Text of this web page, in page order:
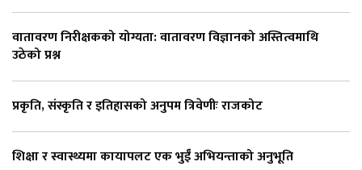
वातावरण निरीक्षकको योग्यता: वातावरण विज्ञानको अस्तित्वमाथि
उठेको प्रश्न
प्रकृति, संस्कृति र इतिहासको अनुपम त्रिवेणीः राजकोट
शिक्षा र स्वास्थ्यमा कायापलट एक भुईँ अभियन्ताको अनुभूति